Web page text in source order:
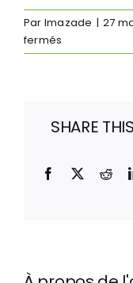
Par lmazade | 27
fermés
Nouveau
x
des
SHARE
Facebook
X